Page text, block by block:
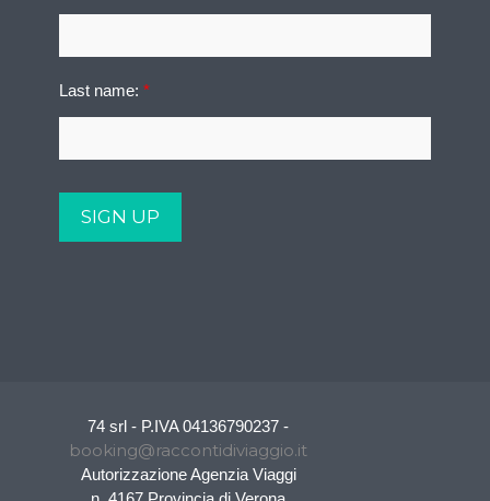
Last name:*
74 srl - P.IVA 04136790237 -
booking@raccontidiviaggio.it
Autorizzazione Agenzia Viaggi